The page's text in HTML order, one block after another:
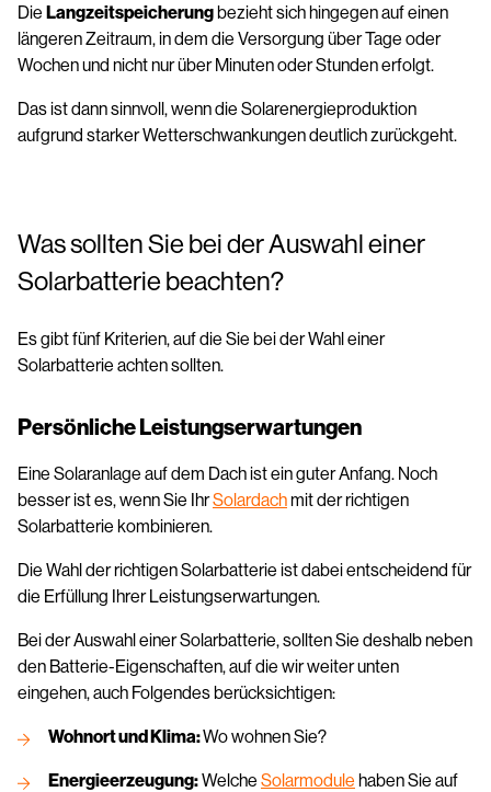
Die Langzeitspeicherungbezieht sich hingegen auf einen
längeren Zeitraum, in dem die Versorgung über Tage oder
Wochen und nicht nur über Minuten oder Stunden erfolgt.
Das ist dann sinnvoll, wenn die Solarenergieproduktion
aufgrund starker Wetterschwankungen deutlich zurückgeht.
Was sollten Sie bei der Auswahl einer
Solarbatterie beachten?
Es gibt fünf Kriterien, auf die Sie bei der Wahl einer
Solarbatterie achten sollten.
Persönliche Leistungserwartungen
Eine Solaranlage auf dem Dach ist ein guter Anfang. Noch
besser ist es, wenn Sie IhrSolardachmit der richtigen
Solarbatterie kombinieren.
Die Wahl der richtigen Solarbatterie ist dabei entscheidend für
die Erfüllung Ihrer Leistungserwartungen.
Bei der Auswahl einer Solarbatterie, sollten Sie deshalb neben
den Batterie-Eigenschaften, auf die wir weiter unten
eingehen, auch Folgendes berücksichtigen:
Wohnort und Klima:Wo wohnen Sie?
Energieerzeugung:Welche Solarmodule haben Sie auf